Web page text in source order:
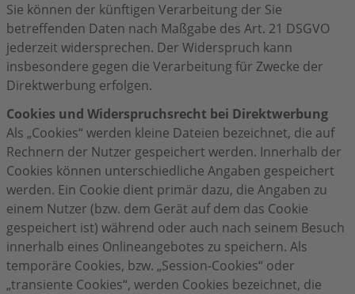
Sie können der künftigen Verarbeitung der Sie
betreffenden Daten nach Maßgabe des Art. 21 DSGVO
jederzeit widersprechen. Der Widerspruch kann
insbesondere gegen die Verarbeitung für Zwecke der
Direktwerbung erfolgen.
Cookies und Widerspruchsrecht bei Direktwerbung
Als „Cookies“ werden kleine Dateien bezeichnet, die auf
Rechnern der Nutzer gespeichert werden. Innerhalb der
Cookies können unterschiedliche Angaben gespeichert
werden. Ein Cookie dient primär dazu, die Angaben zu
einem Nutzer (bzw. dem Gerät auf dem das Cookie
gespeichert ist) während oder auch nach seinem Besuch
innerhalb eines Onlineangebotes zu speichern. Als
temporäre Cookies, bzw. „Session-Cookies“ oder
„transiente Cookies“, werden Cookies bezeichnet, die